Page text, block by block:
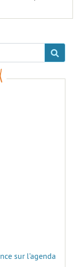
sur l’agenda